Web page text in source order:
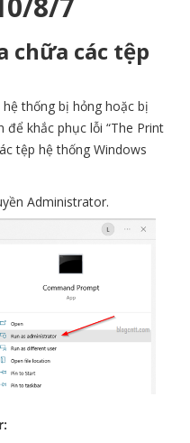
chữa các tệp
thống bị hỏng hoặc bị
để khắc phục lỗi “The Print
tệp hệ thống Windows
Administrator.